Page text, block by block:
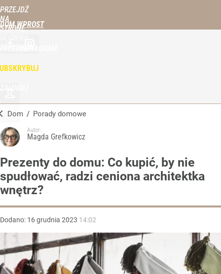
PRZEJDŹ
NA
STRONĘ
DOM WPROST
Dom / Porady domowe
Autor:
Magda Grefkowicz
Prezenty do domu: Co kupić, by nie
spudłować, radzi ceniona architektka
wnętrz?
Dodano: 16grudnia 2023 14:02